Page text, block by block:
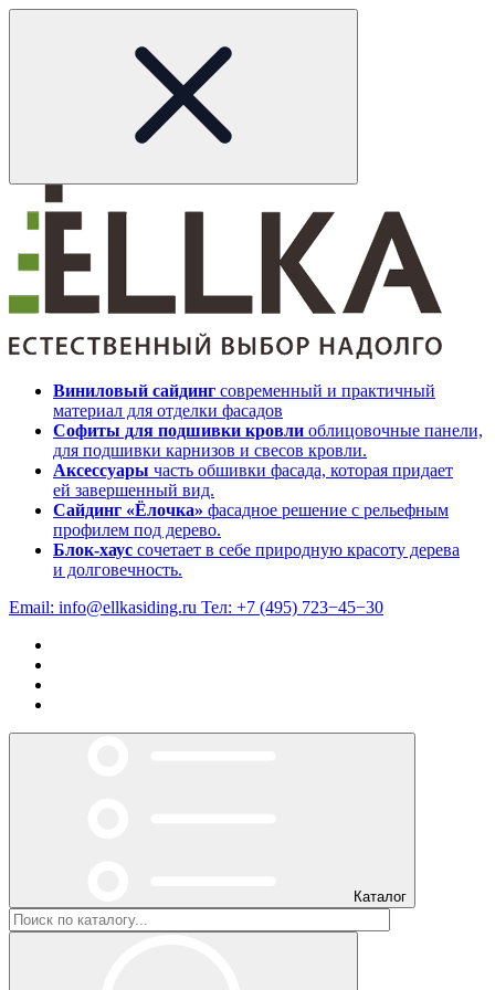
Виниловый сайдинг современный и практичный
материал для отделки фасадов
Софиты для подшивки кровли облицовочные панели,
для подшивки карнизов и свесов кровли.
Аксессуары часть обшивки фасада, которая придает
ей завершенный вид.
Сайдинг «Ёлочка» фасадное решение с рельефным
профилем под дерево.
Блок-хаус сочетает в себе природную красоту дерева
и долговечность.
Email: info@ellkasiding.ru Тел: +7 (495) 723−45−30
Каталог